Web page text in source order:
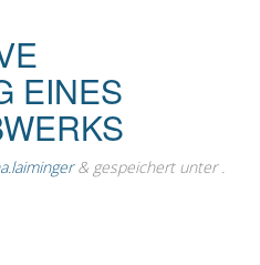
EINES
& gespeichert unter .